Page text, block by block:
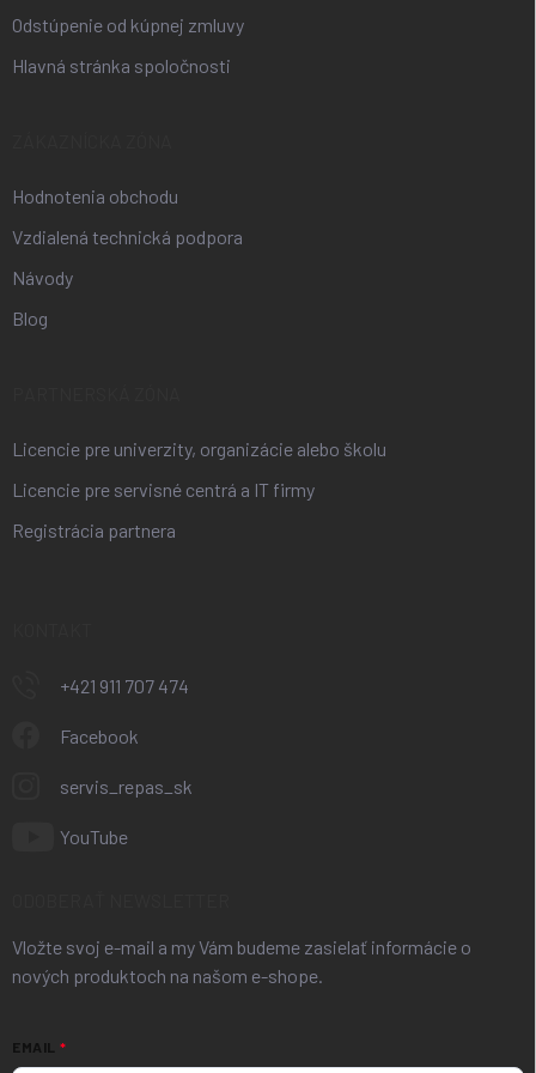
Odstúpenie od kúpnej zmluvy
Hlavná stránka spoločnosti
Hodnotenia obchodu
Vzdialená technická podpora
Návody
Blog
Licencie pre univerzity, organizácie alebo školu
Licencie pre servisné centrá a IT firmy
Registrácia partnera
+421 911 707 474
Facebook
servis_repas_sk
YouTube
Vložte svoj e-mail a my Vám budeme zasielať informácie o
nových produktoch na našom e-shope.
EMAIL